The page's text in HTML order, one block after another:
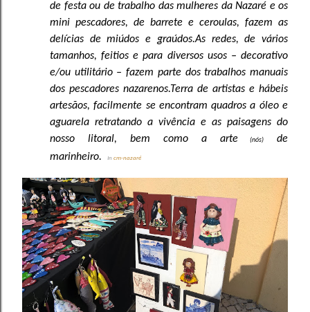
de festa ou de trabalho das mulheres da Nazaré e os
mini pescadores, de barrete e ceroulas, fazem as
delícias de miúdos e graúdos.As redes, de vários
tamanhos, feitios e para diversos usos – decorativo
e/ou utilitário – fazem parte dos trabalhos manuais
dos pescadores nazarenos.Terra de artistas e hábeis
artesãos, facilmente se encontram quadros a óleo e
aguarela retratando a vivência e as paisagens do
nosso litoral, bem como a arte (nós)
de
marinheiro.
In cm-nazaré